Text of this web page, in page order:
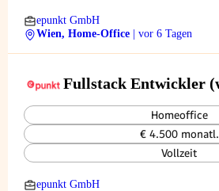
epunkt GmbH
Wien, Home-Office
| vor 6 Tagen
Fullstack Entwickler
Homeoffice
€ 4.500 monatl.
Vollzeit
epunkt GmbH